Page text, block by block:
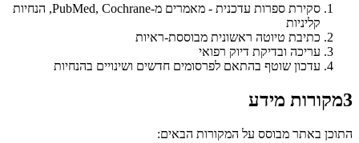
סקירת ספרות עדכנית - מאמרים מ-PubMed, Cochrane, הנחיות
קליניות
כתיבת טיוטה ראשונית מבוססת-ראיות
עריכה ובדיקת דיוק רפואי
עדכון שוטף בהתאם לפרסומים חדשים ושינויים בהנחיות
3מקורות מידע
התוכן באתר מבוסס על המקורות הבאים: